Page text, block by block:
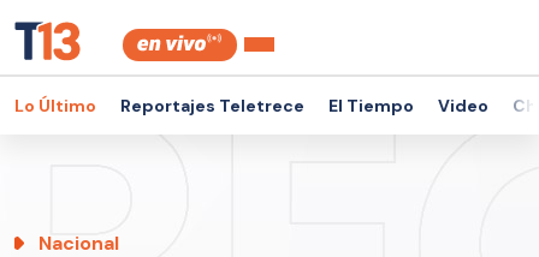
Lo Último Reportajes Teletrece El Tiempo Video
Nacional